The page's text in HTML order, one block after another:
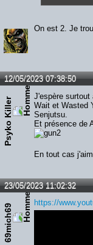
On est 2. Je
12/05/2023 07:38:50
Psyko Killer
J'espère surtout
Wait et Wasted
Senjutsu.
Et présence de
En tout cas
23/05/2023 11:02:32
69mich69
https://